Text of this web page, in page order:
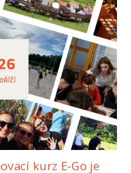
kurz E-Go je